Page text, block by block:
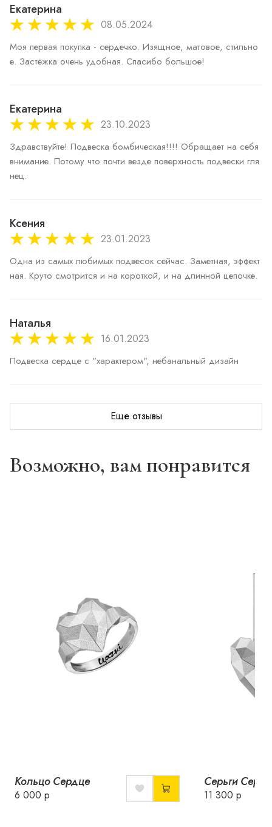
Екатерина
08.05.2024
Моя первая покупка - сердечко. Изящное, матовое, стильно
е. Застёжка очень удобная. Спасибо большое!
Екатерина
23.10.2023
Здравствуйте! Подвеска бомбическая!!!! Обращает на себя
внимание. Потому что почти везде поверхность подвески гля
нец.
Ксения
23.01.2023
Одна из самых любимых подвесок сейчас. Заметная, эффект
ная. Круто смотрится и на короткой, и на длинной цепочке.
Наталья
16.01.2023
Еще отзывы
Возможно, вам понравится
Кольцо Сердце
6 000 р
Серьги
11 300 р